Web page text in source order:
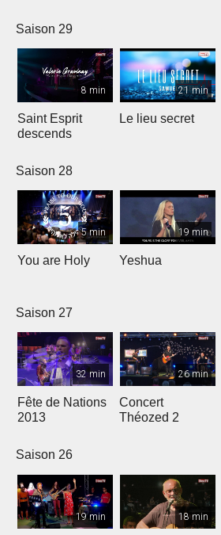
Saison 29
8 min
Saint Esprit
descends
21 min
Le lieu secret
Saison 28
5 min
You are Holy
19 min
Yeshua
Saison 27
32 min
Fête de Nations
2013
26 min
Concert
Théozed 2
Saison 26
19 min 18 min